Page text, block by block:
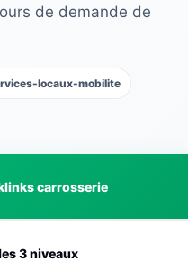
de demande de
locaux-mobilite
carrosserie
3 niveaux